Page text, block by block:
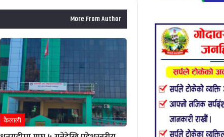
More From Author
कैलाली